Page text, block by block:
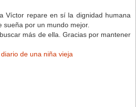
Víctor repare en sí la dignidad humana
sueña por un mundo mejor.
más de ella. Gracias por mantener
de una niña vieja